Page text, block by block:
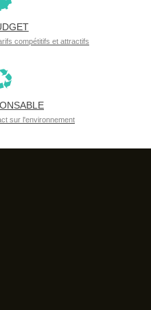
compétitifs et attractifs
sur l'environnement